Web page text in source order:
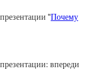
“Почему
впереди